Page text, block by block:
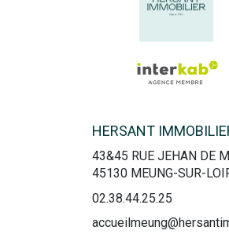
HERSANT
43&45 RUE JEHAN DE
45130 MEUNG-SUR-
02.38.44.25.25